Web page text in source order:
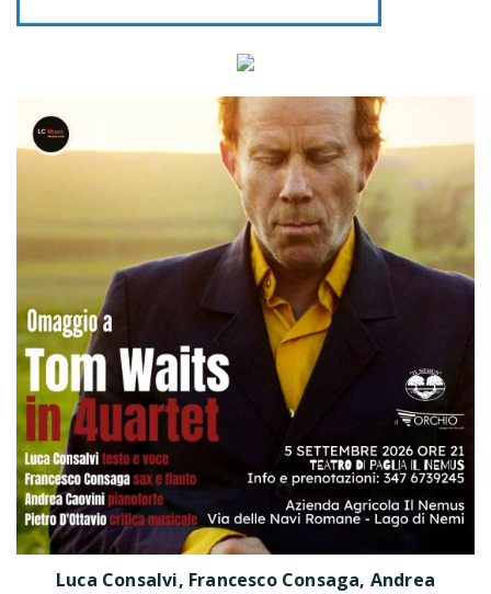
Luca Consalvi, Francesco Consaga, Andrea